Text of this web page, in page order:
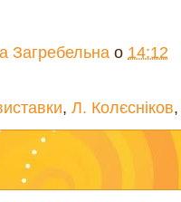
Загребельна о 14:12
, Л. Колєсніков